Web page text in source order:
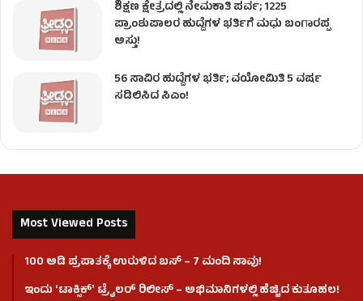
ಶಿಕ್ಷಣ ಕ್ಷೇತ್ರದಲ್ಲಿ ನೇಮಕಾತಿ ಪರ್ವ; 1225
ಪ್ರಾಂಶುಪಾಲರ ಹುದ್ದೆಗಳ ಭರ್ತಿಗೆ ಮಧು ಬಂಗಾರಪ್ಪ
ಅಸ್ತು!
56 ಸಾವಿರ ಹುದ್ದೆಗಳ ಭರ್ತಿ; ವಯೋಮಿತಿ 5 ವರ್ಷ
ಸಡಿಲಿಸಿದ ಸಿಎಂ!
Most Viewed Posts
100 ಅಡಿ ಪ್ರಪಾತಕ್ಕೆ ಉರುಳಿದ ಬಸ್‌ – 7 ಮಂದಿ ಸಾವು!
ಇಂದು ʻಟಾಕ್ಸಿಕ್ʼ ಟ್ರೈಲರ್ ರಿಲೀಸ್‌ – ಅಭಿಮಾನಿಗಳಲ್ಲಿ ಹೆಚ್ಚಿದ ಕುತೂಹಲ!